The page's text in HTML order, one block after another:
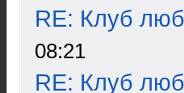
RE: Клуб
08:21
RE: Клуб